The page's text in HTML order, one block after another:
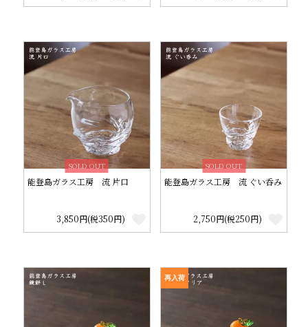
SOLD OUT
能登島ガラス工房 流 片口
3,850円(税350円)
SOLD OUT
能登島ガラス工房 流 ぐい呑み
2,750円(税250円)
再入荷